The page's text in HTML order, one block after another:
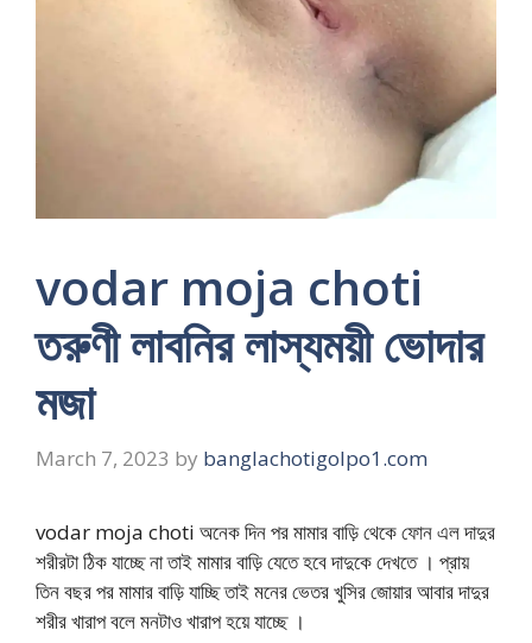
vodar moja choti
তরুণী লাবনির লাস্যময়ী ভোদার
মজা
March 7, 2023 by banglachotigolpo1.com
vodar moja choti অনেক দিন পর মামার বাড়ি থেকে ফোন এল দাদুর
শরীরটা ঠিক যাচ্ছে না তাই মামার বাড়ি যেতে হবে দাদুকে দেখতে । প্রায়
তিন বছর পর মামার বাড়ি যাচ্ছি তাই মনের ভেতর খুসির জোয়ার আবার দাদুর
শরীর খারাপ বলে মনটাও খারাপ হয়ে যাচ্ছে ।